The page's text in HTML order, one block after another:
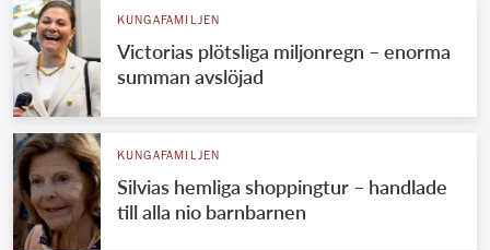
KUNGAFAMILJEN
Victorias plötsliga miljonregn – enorma
summan avslöjad
KUNGAFAMILJEN
Silvias hemliga shoppingtur – handlade
till alla nio barnbarnen